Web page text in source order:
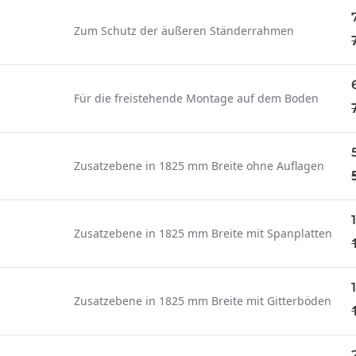
Zum Schutz der äußeren Ständerrahmen
Für die freistehende Montage auf dem Boden
Zusatzebene in 1825 mm Breite ohne Auflagen
Zusatzebene in 1825 mm Breite mit Spanplatten
Zusatzebene in 1825 mm Breite mit Gitterböden